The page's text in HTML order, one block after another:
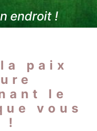
endroit !
paix
le
vous
!